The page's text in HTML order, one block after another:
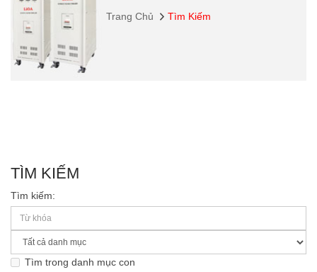
Trang Chủ Tìm Kiếm
TÌM KIẾM
Tìm kiếm:
Tìm trong danh mục con